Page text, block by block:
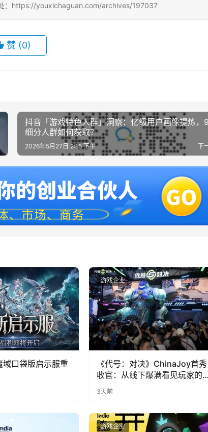
：https://youxichaguan.com/archives/197037
赞 (0)
抖音「游戏特色人群」洞察：亿级用户画像提炼，
细分人群如何获取？
下
2026年5月27日 2:15 下午
域口袋版启示服重
游戏企业
《代号：对决》ChinaJoy首秀
收官：从线下爆满看见玩家的
实期待
3天前
游戏企业